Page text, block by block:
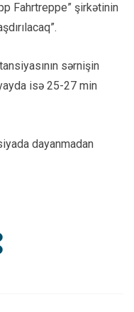
Fahrtreppe” şirkətinin
sərnişin
isə 25-27 min
dayanmadan